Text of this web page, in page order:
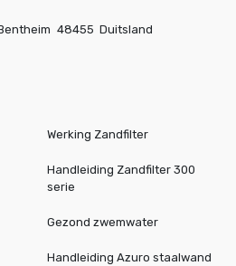
48455 Duitsland
Werking Zandfilter
Handleiding Zandfilter 300
serie
Gezond zwemwater
Handleiding Azuro staalwand